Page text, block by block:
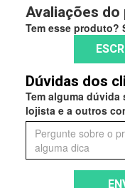
Avaliações
Tem esse produto?
Dúvidas dos
Tem alguma
lojista e a outros